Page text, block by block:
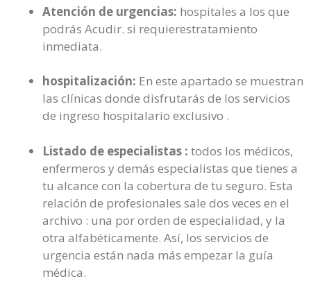
Atención de urgencias: hospitales a los que
podrás Acudir. si requierestratamiento
inmediata.
hospitalización: En este apartado se muestran
las clínicas donde disfrutarás de los servicios
de ingreso hospitalario exclusivo .
Listado de especialistas : todos los médicos,
enfermeros y demás especialistas que tienes a
tu alcance con la cobertura de tu seguro. Esta
relación de profesionales sale dos veces en el
archivo : una por orden de especialidad, y la
otra alfabéticamente. Así, los servicios de
urgencia están nada más empezar la guía
médica.